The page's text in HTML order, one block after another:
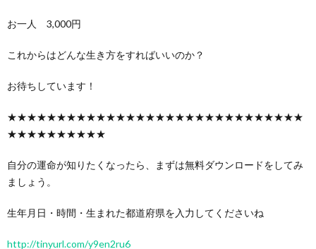
お一人 3,000円
これからはどんな生き方をすればいいのか？
お待ちしています！
★★★★★★★★★★★★★★★★★★★★★★★★★★★★★★
★★★★★★★★★★
自分の運命が知りたくなったら、まずは無料ダウンロードをしてみ
ましょう。
生年月日・時間・生まれた都道府県を入力してくださいね
http://tinyurl.com/y9en2ru6